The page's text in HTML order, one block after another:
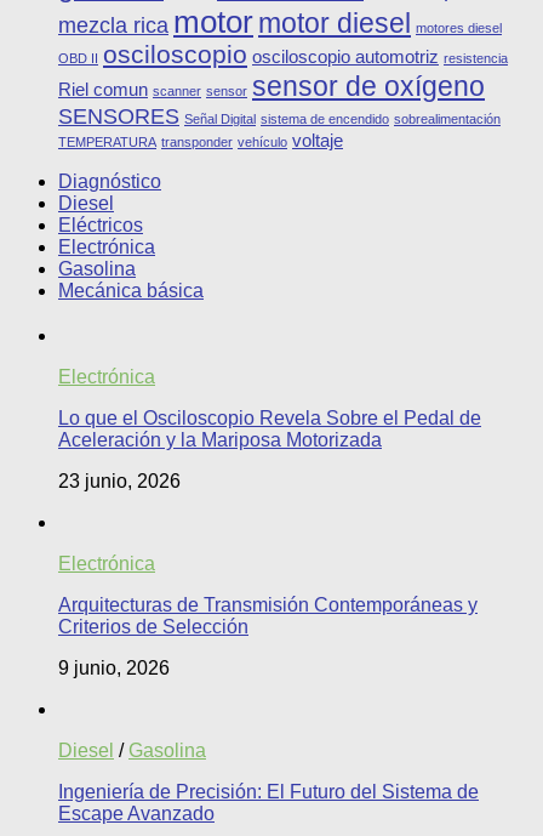
mezcla rica motormotor diesel motores diesel
OBD II osciloscopio osciloscopio automotriz resistencia
Riel comun scanner sensor sensor de oxígeno
SENSORES Señal Digital sistema de encendido sobrealimentación
TEMPERATURA transponder vehículo voltaje
Diagnóstico
Diesel
Eléctricos
Electrónica
Gasolina
Mecánica básica
Electrónica
Lo que el Osciloscopio Revela Sobre el Pedal de
Aceleración y la Mariposa Motorizada
23 junio, 2026
Electrónica
Arquitecturas de Transmisión Contemporáneas y
Criterios de Selección
9 junio, 2026
Diesel / Gasolina
Ingeniería de Precisión: El Futuro del Sistema de
Escape Avanzado